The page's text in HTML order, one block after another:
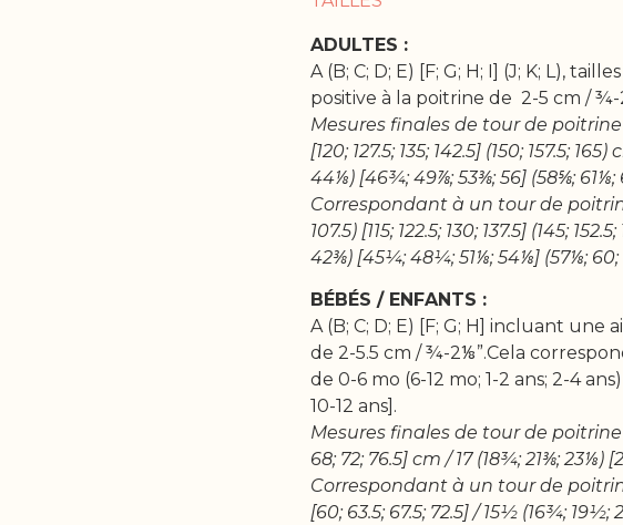
ADULTES :
A (B; C; D; E) [F; G; H; I] (J; K; L),
positive à la poitrine de 2-5 cm / ¾-
Mesures finales de tour de poitrine
[120; 127.5; 135; 142.5] (150; 157.5;
44⅛) [46¾; 49⅞; 53⅜; 56] (58⅝; 61⅛;
Correspondant à un tour de
107.5) [115; 122.5; 130; 137.5] (145;
42⅜) [45¼; 48¼; 51⅛; 54⅛] (57⅛; 60;
BÉBÉS / ENFANTS :
A (B; C; D; E) [F; G; H] incluant une
de 2-5.5 cm / ¾-2⅛”.Cela
de 0-6 mo (6-12 mo; 1-2 ans; 2-4
10-12 ans].
Mesures finales de tour de poitrine
68; 72; 76.5] cm / 17 (18¾; 21⅜; 23⅛)
Correspondant à un tour de
[60; 63.5; 67.5; 72.5] / 15½ (16¾; 19½;